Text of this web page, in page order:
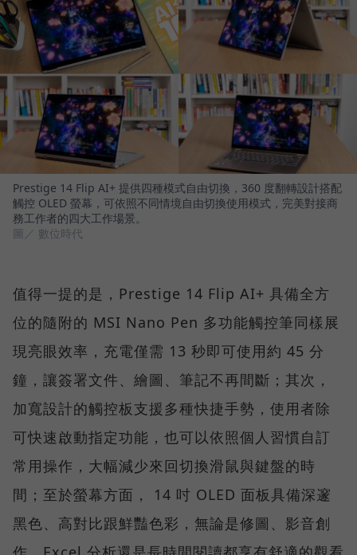
Prestige 14 Flip AI+ 提供四種模式自由切換，360 度翻轉設計搭配
觸控 OLED 螢幕，可依照不同情境自由切換使用模式，完美對接商
務工作者的四大工作場景。
圖／ 數位時代
值得一提的是，Prestige 14 Flip AI+ 具備全方
位的隨附的 MSI Nano Pen 多功能觸控筆同樣展
現亮眼效率，充電僅需 13 秒即可使用約 45 分
鐘，讓簽署文件、繪圖、筆記不再間斷；其次，
加寬設計的觸控板支援多種快捷手勢，使用者除
可快速啟動指定功能，也可以依照個人習慣自訂
常用操作，大幅減少來回切換滑鼠與鍵盤的時
間；至於螢幕方面， 14 吋 OLED 面板具備深邃
黑色、高對比跟鮮豔色彩，無論是修圖、影音創